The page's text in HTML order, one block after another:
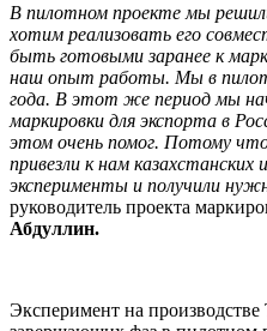
В пилотном проекте мы
хотим реализовать его
быть готовыми заранее к
наш опыт работы. Мы в
года. В этот же период мы
маркировки для экспорта в
этом очень помог. Потому
привезли к нам
эксперименты и получили
руководитель проекта
Абдуллин.
Эксперимент на производстве